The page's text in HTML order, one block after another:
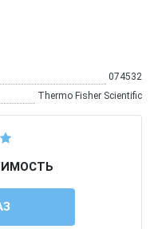
074532
Thermo Fisher Scientific